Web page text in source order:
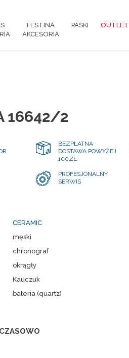
FESTINA
AKCESORIA
PASKI OUTLET
16642/2
BEZPŁATNA
DOSTAWA POWYŻEJ
100ZŁ
PROFESJONALNY
SERWIS
CERAMIC
męski
chronograf
okrągły
Kauczuk
bateria (quartz)